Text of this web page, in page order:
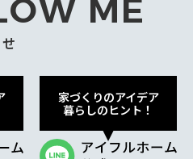
ME
家づくりのアイデア
暮らしのヒント！